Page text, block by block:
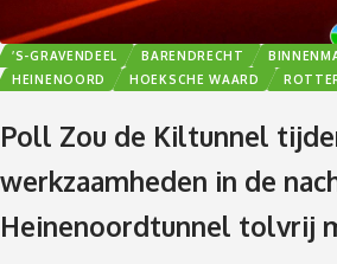
’S-GRAVENDEEL BARENDRECHT
HEINENOORD
HOEKSCHE WAARD
Poll Zou de Kiltunnel
werkzaamheden in de
Heinenoordtunnel tolvrij